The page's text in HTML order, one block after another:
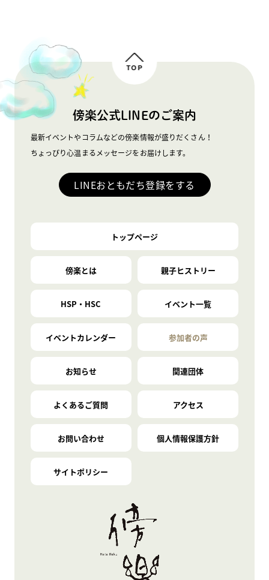
TOP
傍楽公式LINEのご案内
最新イベントやコラムなどの傍楽情報が盛りだくさん！
ちょっぴり心温まるメッセージをお届けします。
LINEおともだち登録をする
トップページ
傍楽とは 親子ヒストリー
HSP・HSC イベント一覧
イベントカレンダー 参加者の声
お知らせ 関連団体
よくあるご質問 アクセス
お問い合わせ 個人情報保護方針
サイトポリシー